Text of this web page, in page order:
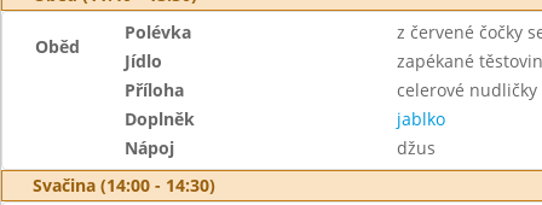
Oběd
Polévka
z červené čočky
Jídlo
zapékané
Příloha
celerové nudličky
Doplněk
jablko
Nápoj
džus
Svačina (14:00 - 14:30)